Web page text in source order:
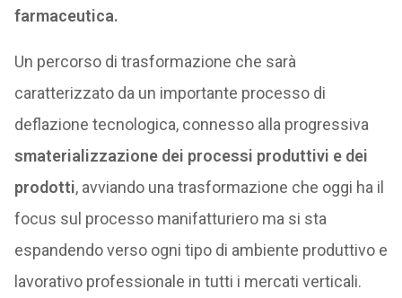
farmaceutica.
Un percorso di trasformazione che sarà
caratterizzato da un importante processo di
deflazione tecnologica, connesso alla progressiva
smaterializzazione dei processi produttivi e dei
prodotti, avviando una trasformazione che oggi ha il
focus sul processo manifatturiero ma si sta
espandendo verso ogni tipo di ambiente produttivo e
lavorativo professionale in tutti i mercati verticali.